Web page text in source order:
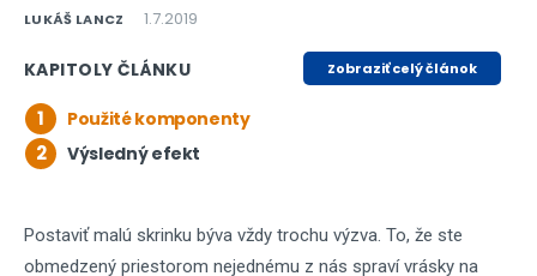
LUKÁŠ LANCZ 1.7.2019
KAPITOLY ČLÁNKU Zobraziť celý článok
1 Použité komponenty
2 Výsledný efekt
Postaviť malú skrinku býva vždy trochu výzva. To, že ste
obmedzený priestorom nejednému z nás spraví vrásky na